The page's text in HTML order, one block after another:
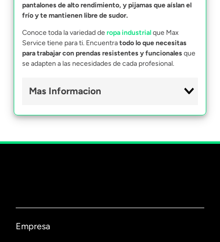
pantalones de alto rendimiento, y pijamas que aíslan el
frío y te mantienen libre de sudor.
Conoce toda la variedad deropa industrialque Max
Service tiene para ti. Encuentratodo lo que necesitas
para trabajar con prendas resistentes y funcionalesque
se adapten a las necesidades de cada profesional.
Mas Informacion
Pantalones Everest
Los pantalones Everest fueron especialmente
Empresa